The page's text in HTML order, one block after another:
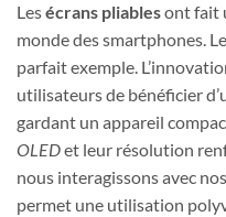
Lesécrans pliablesont fait
monde des smartphones. Le
parfait exemple.
utilisateurs de bénéficier
gardant un appareil
OLEDet leur résolution
nous interagissons avec nos
permet une utilisation